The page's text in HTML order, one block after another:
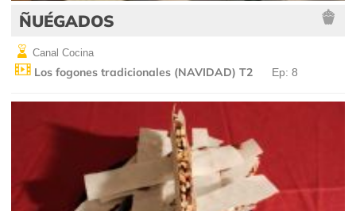
ÑUÉGADOS
Canal Cocina
Los fogones tradicionales (NAVIDAD) T2 Ep: 8